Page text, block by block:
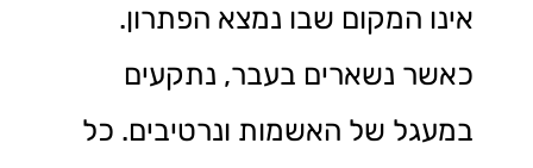
אינו המקום שבו נמצא הפתרון.
כאשר נשארים בעבר, נתקעים
במעגל של האשמות ונרטיבים. כל